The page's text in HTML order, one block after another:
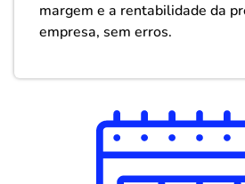
margem e a rentabilidade da
empresa, sem erros.